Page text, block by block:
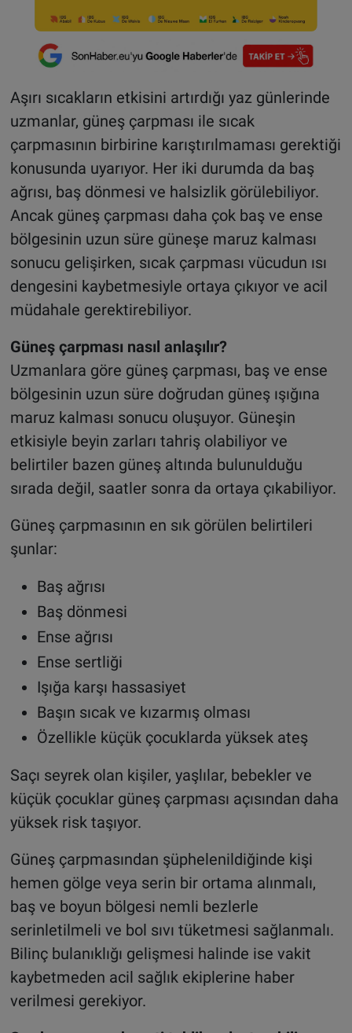
Aşırı sıcakların etkisini artırdığı yaz günlerinde
uzmanlar, güneş çarpması ile sıcak
çarpmasının birbirine karıştırılmaması gerektiği
konusunda uyarıyor. Her iki durumda da baş
ağrısı, baş dönmesi ve halsizlik görülebiliyor.
Ancak güneş çarpması daha çok baş ve ense
bölgesinin uzun süre güneşe maruz kalması
sonucu gelişirken, sıcak çarpması vücudun ısı
dengesini kaybetmesiyle ortaya çıkıyor ve acil
müdahale gerektirebiliyor.
Güneş çarpması nasıl anlaşılır?
Uzmanlara göre güneş çarpması, baş ve ense
bölgesinin uzun süre doğrudan güneş ışığına
maruz kalması sonucu oluşuyor. Güneşin
etkisiyle beyin zarları tahriş olabiliyor ve
belirtiler bazen güneş altında bulunulduğu
sırada değil, saatler sonra da ortaya çıkabiliyor.
Güneş çarpmasının en sık görülen belirtileri
şunlar:
Baş ağrısı
Baş dönmesi
Ense ağrısı
Ense sertliği
Işığa karşı hassasiyet
Başın sıcak ve kızarmış olması
Özellikle küçük çocuklarda yüksek ateş
Saçı seyrek olan kişiler, yaşlılar, bebekler ve
küçük çocuklar güneş çarpması açısından daha
yüksek risk taşıyor.
Güneş çarpmasından şüphelenildiğinde kişi
hemen gölge veya serin bir ortama alınmalı,
baş ve boyun bölgesi nemli bezlerle
serinletilmeli ve bol sıvı tüketmesi sağlanmalı.
Bilinç bulanıklığı gelişmesi halinde ise vakit
kaybetmeden acil sağlık ekiplerine haber
verilmesi gerekiyor.